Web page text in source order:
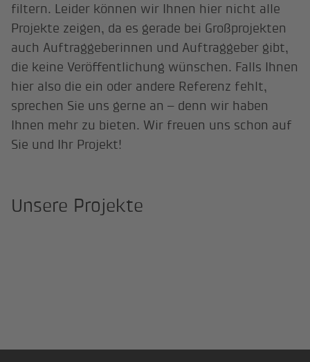
filtern. Leider können wir Ihnen hier nicht alle
Projekte zeigen, da es gerade bei Großprojekten
auch Auftraggeberinnen und Auftraggeber gibt,
die keine Veröffentlichung wünschen. Falls Ihnen
hier also die ein oder andere Referenz fehlt,
sprechen Sie uns gerne an – denn wir haben
Ihnen mehr zu bieten. Wir freuen uns schon auf
Sie und Ihr Projekt!
Unsere Projekte